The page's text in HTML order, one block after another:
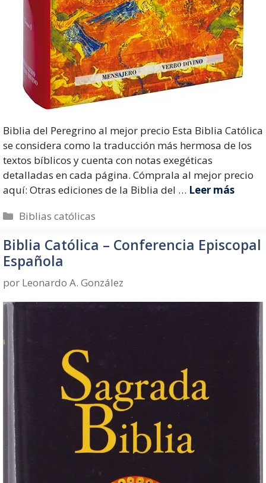
Biblia del Peregrino al mejor precio Esta Biblia Católica
se considera como la traducción más hermosa de los
textos bíblicos y cuenta con notas exegéticas
detalladas en cada página. Cómprala al mejor precio
aquí: Otras ediciones de la Biblia del … Leer más
Categorías
Biblias católicas
Biblia Católica – Conferencia Episcopal
Española
por Leonardo A. González